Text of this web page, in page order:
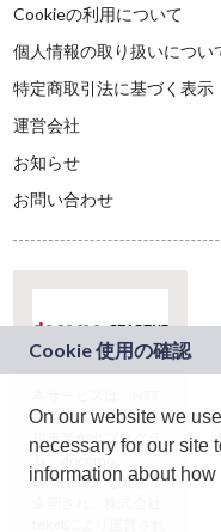
Cookieの利用について
個人情報の取り扱いについ
特定商取引法に基づく表示
運営会社
お知らせ
お問い合わせ
ドコモグループの新
規事業創出プログラ
ム「docomo
STARTUP」を通じて
On our website we
necessary for our site
information about